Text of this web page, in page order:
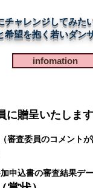
チャレンジしてみた
希望を抱く若いダン
infomation
に贈呈いたしま
（審査委員のコメント
書の審査結果デー